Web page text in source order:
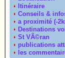
Itinéraire
Conseils &
a proximité (-
Destinations
St VÃ©ran
publications
les